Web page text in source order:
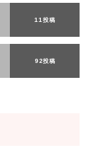
11投稿
92投稿